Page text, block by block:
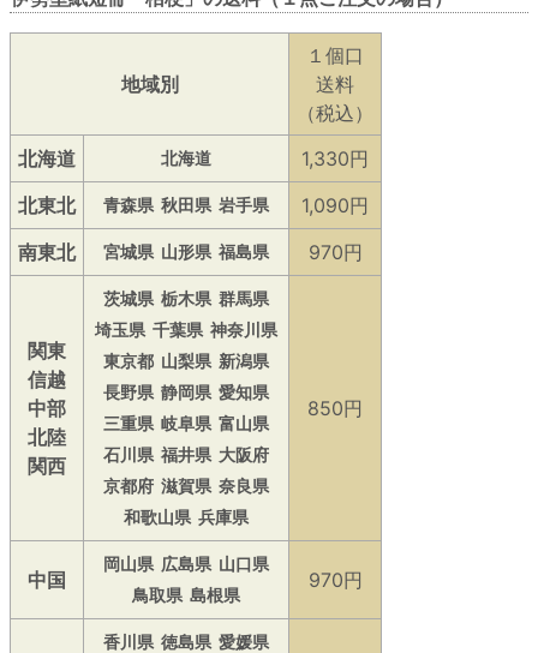
地域別
１個口
送料
（税込）
北海道
北海道
1,330円
北東北
青森県 秋田県 岩手県
1,090円
南東北
宮城県 山形県 福島県 970円
関東
信越
中部
北陸
関西
茨城県 栃木県 群馬県
埼玉県 千葉県 神奈川県
東京都 山梨県 新潟県
長野県 静岡県 愛知県
三重県 岐阜県 富山県
石川県 福井県 大阪府
京都府 滋賀県 奈良県
和歌山県 兵庫県
850円
中国
岡山県 広島県 山口県
鳥取県 島根県
970円
香川県 徳島県 愛媛県